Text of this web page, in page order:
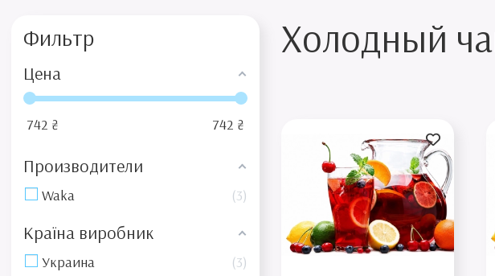
Холодный
Фильтр
Цена
742 ₴ 742 ₴
Производители
Waka 3
Країна виробник
Украина 3